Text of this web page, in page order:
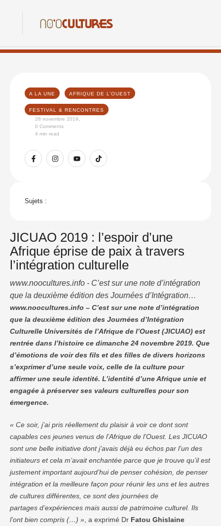
A LA UNE AFRIQUE DE L’OUEST
FESTIVAL & RENCONTRES
28 novembre 2019
0 Comments
4 min read
Sujets :
JICUAO 2019 : l’espoir d’une
Afrique éprise de paix à travers
l’intégration culturelle
www.noocultures.info - C’est sur une note d’intégration
que la deuxième édition des Journées d’Intégration
Culturelle Universités de l’Afrique de l’Ouest (JICUAO)
est rentrée dans l’histoire ce dimanche 24 novembre
2019. Que d’émotions de voir des fils et des filles de
divers horizons s’exprimer d’une seule voix, celle de la
culture pour affirmer une seule identité. …
www.noocultures.info – C’est sur une note d’intégration
que la deuxième édition des Journées d’Intégration
Culturelle Universités de l’Afrique de l’Ouest (JICUAO) est
rentrée dans l’histoire ce dimanche 24 novembre 2019. Que
d’émotions de voir des fils et des filles de divers horizons
s’exprimer d’une seule voix, celle de la culture pour
affirmer une seule identité. L’identité d’une Afrique unie et
engagée à préserver ses valeurs culturelles pour son
émergence.
« Ce soir, j’ai pris réellement du plaisir à voir ce dont sont
capables ces jeunes venus de l’Afrique de l’Ouest. Les JICUAO
sont une belle initiative dont j’avais déjà eu échos par l’un des
initiateurs et cela m’avait enchantée parce que je trouve qu’il est
justement important aujourd’hui de penser cohésion, de penser
intégration et la meilleure façon pour réunir les uns et les autres
de cultures différentes, ce sont des journées de
partages d’expériences mais aussi de patrimoine culturel. Ils
l’ont bien compris (…) » , a exprimé Dr Fatou Ghislaine